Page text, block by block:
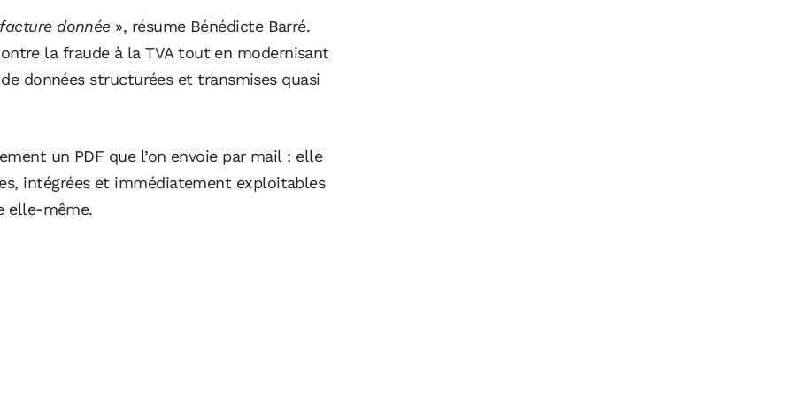
donnée», résume Bénédicte Barré.
la fraude à la TVA tout en modernisant
données structurées et transmises quasi
un PDF que l’on envoie par mail : elle
intégrées et immédiatement exploitables
elle-même.